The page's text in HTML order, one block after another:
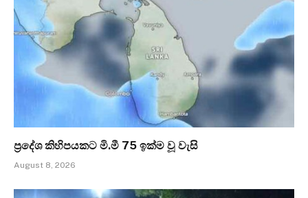
ප්‍රදේශ කිහිපයකට මි.මී 75 ඉක්ම වූ වැසි
August 8, 2026